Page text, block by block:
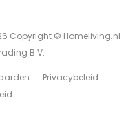
Copyright © Homeliving.nl
B.V.
Privacybeleid